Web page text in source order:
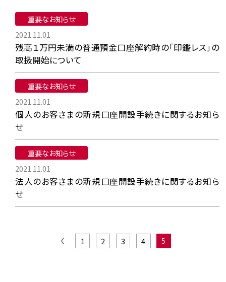
重要なお知らせ
2021.11.01
残高１万円未満の普通預金口座解約時の「印鑑レス」の
取扱開始について
重要なお知らせ
2021.11.01
個人のお客さまの新規口座開設手続きに関するお知ら
せ
重要なお知らせ
2021.11.01
法人のお客さまの新規口座開設手続きに関するお知ら
せ
〈 1 2 3 4 5